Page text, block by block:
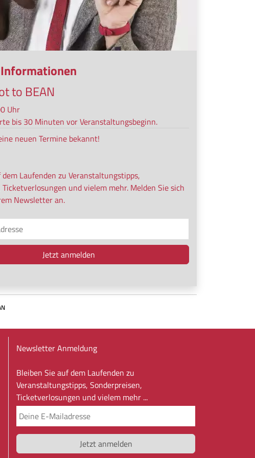
to BEAN
Uhr
bis 30 Minuten vor Veranstaltungsbeginn.
neuen Termine bekannt!
Laufenden zu Veranstaltungstipps,
und vielem mehr. Melden Sie sich
Newsletter an.
Newsletter Anmeldung
Bleiben Sie auf dem Laufenden zu
Veranstaltungstipps, Sonderpreisen,
Ticketverlosungen und vielem mehr ...